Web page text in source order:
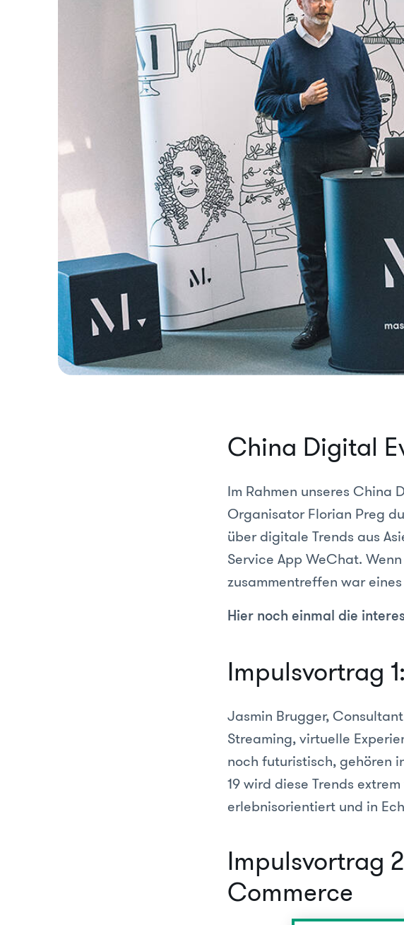
China Digital
Im Rahmen unseres China
Organisator Florian Preg
über digitale Trends aus
Service App WeChat.
zusammentreffen war
Hier noch einmal die
Impulsvortrag
Jasmin Brugger, Consultant
Streaming, virtuelle
noch futuristisch, gehören
19 wird diese Trends
erlebnisorientiert und in
Impulsvortrag
Commerce